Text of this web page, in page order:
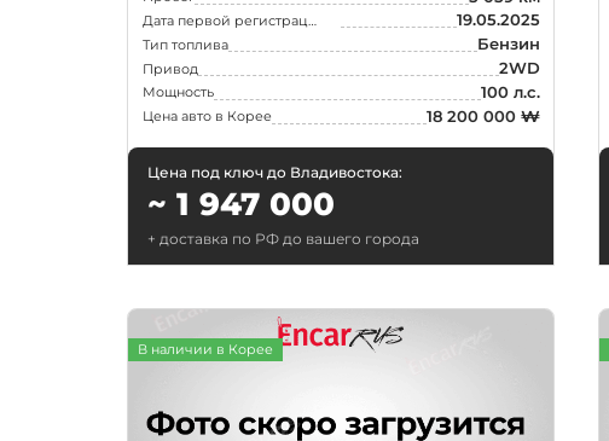
GMC
Honda
Lamborghini
Lincoln
Maserati
Mazda
Nissan
Дата первой регистрации 19.05.2025
Тип топлива Бензин
Привод 2WD
Мощность 100 л.с.
Цена авто в Корее 18 200 000 ₩
Цена под ключ до Владивостока:
~ 1 947 000
+ доставка по РФ до вашего города
В наличии в Корее